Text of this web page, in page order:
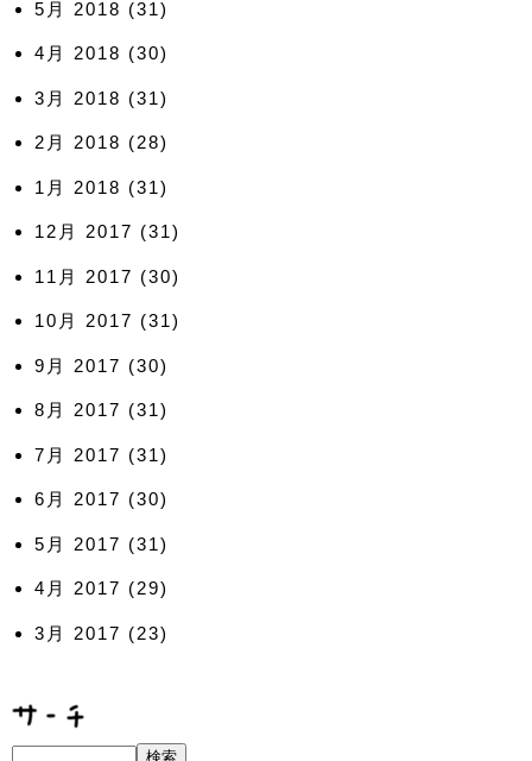
5月 2018 (31)
4月 2018 (30)
3月 2018 (31)
2月 2018 (28)
1月 2018 (31)
12月 2017 (31)
11月 2017 (30)
10月 2017 (31)
9月 2017 (30)
8月 2017 (31)
7月 2017 (31)
6月 2017 (30)
5月 2017 (31)
4月 2017 (29)
3月 2017 (23)